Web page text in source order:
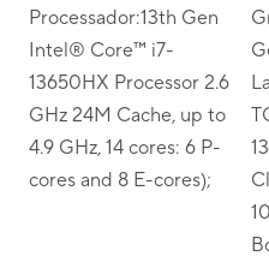
Processador:13th Gen
Intel® Core™ i7-
13650HX Processor 2.6
GHz 24M Cache, up to
4.9 GHz, 14 cores: 6 P-
cores and 8 E-cores);